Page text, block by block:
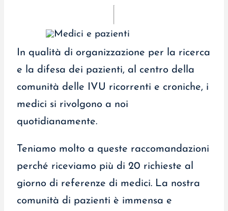
In qualità di organizzazione per la ricerca
e la difesa dei pazienti, al centro della
comunità delle IVU ricorrenti e croniche, i
medici si rivolgono a noi
quotidianamente.
Teniamo molto a queste raccomandazioni
perché riceviamo più di 20 richieste al
giorno di referenze di medici. La nostra
comunità di pazienti è immensa e